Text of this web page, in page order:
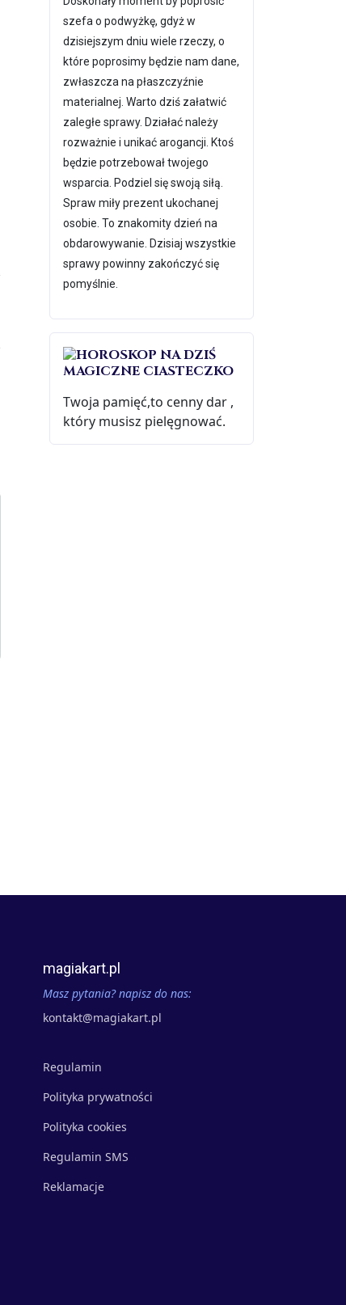
szefa o podwyżkę, gdyż w
dzisiejszym dniu wiele rzeczy, o
które poprosimy będzie nam dane,
zwłaszcza na płaszczyźnie
materialnej. Warto dziś załatwić
zaległe sprawy. Działać należy
rozważnie i unikać arogancji. Ktoś
będzie potrzebował twojego
wsparcia. Podziel się swoją siłą.
Spraw miły prezent ukochanej
osobie. To znakomity dzień na
obdarowywanie. Dzisiaj wszystkie
sprawy powinny zakończyć się
pomyślnie.
MAGICZNE CIASTECZKO
Twoja pamięć,to cenny dar ,
który musisz pielęgnować.
magiakart.pl
Masz pytania? napisz do nas:
kontakt@magiakart.pl
Regulamin
Polityka prywatności
Polityka cookies
Regulamin SMS
Reklamacje